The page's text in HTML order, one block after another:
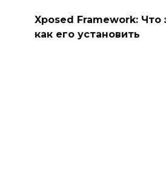
Xposed Framework: Что
как его установить